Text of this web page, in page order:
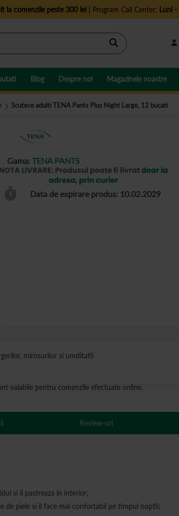
la comenzile peste 300 lei| Program Call Center: Luni
Cautare
Blog Despre noi Magazinele noastre
❯ Scutece adulti TENA Pants Plus Night Large, 12 bucati
Gama: TENA PANTS
Data de expirare produs: 10.02.2029
mirosurilor si umditatii
valabile pentru comenzile efectuate online.
si il pastreaza in interior;
de piele si il face mai confortabil pe timpul noptii;
Review-uri